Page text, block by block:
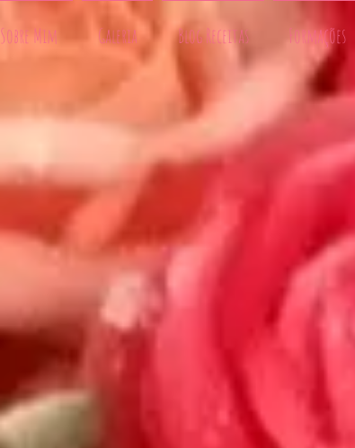
Sobre Mim Galeria Blog Receitas Formações